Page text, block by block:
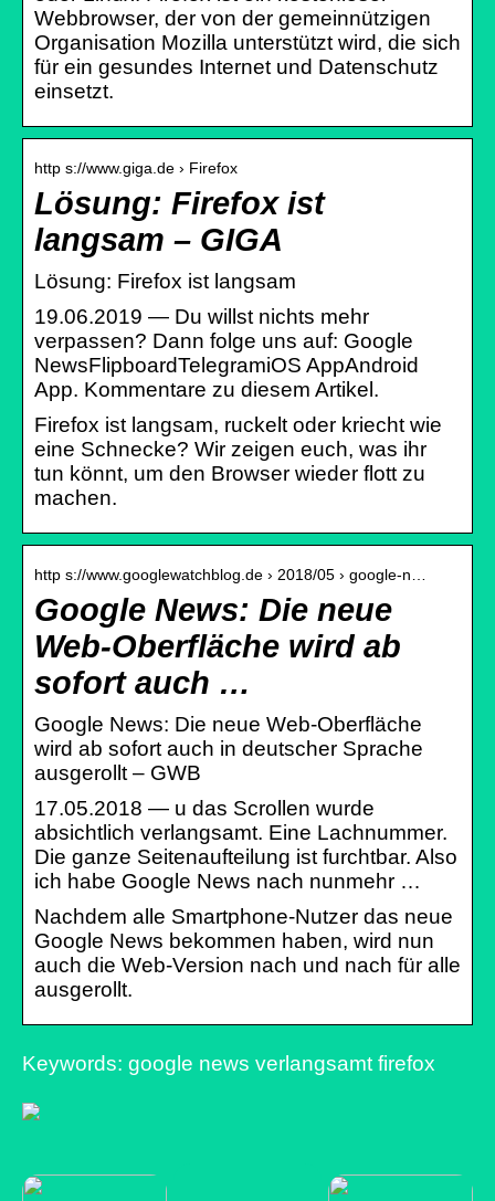
Webbrowser, der von der gemeinnützigen
Organisation Mozilla unterstützt wird, die sich
für ein gesundes Internet und Datenschutz
einsetzt.
http s://www.giga.de › Firefox
Lösung: Firefox ist
langsam – GIGA
Lösung: Firefox ist langsam
19.06.2019 — Du willst nichts mehr
verpassen? Dann folge uns auf: Google
NewsFlipboardTelegramiOS AppAndroid
App. Kommentare zu diesem Artikel.
Firefox ist langsam, ruckelt oder kriecht wie
eine Schnecke? Wir zeigen euch, was ihr
tun könnt, um den Browser wieder flott zu
machen.
http s://www.googlewatchblog.de › 2018/05 › google-n…
Google News: Die neue
Web-Oberfläche wird ab
sofort auch …
Google News: Die neue Web-Oberfläche
wird ab sofort auch in deutscher Sprache
ausgerollt – GWB
17.05.2018 — u das Scrollen wurde
absichtlich verlangsamt. Eine Lachnummer.
Die ganze Seitenaufteilung ist furchtbar. Also
ich habe Google News nach nunmehr …
Nachdem alle Smartphone-Nutzer das neue
Google News bekommen haben, wird nun
auch die Web-Version nach und nach für alle
ausgerollt.
Keywords: google news verlangsamt firefox